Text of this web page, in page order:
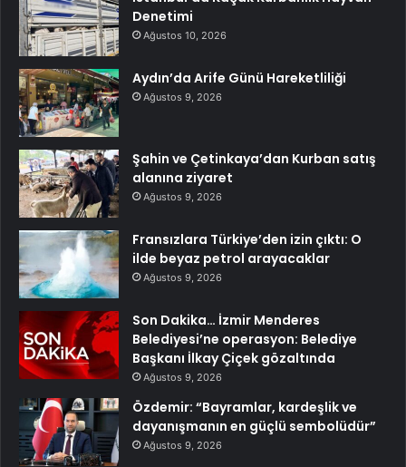
Denetimi
Ağustos 10, 2026
Aydın’da Arife Günü Hareketliliği
Ağustos 9, 2026
Şahin ve Çetinkaya’dan Kurban satış
alanına ziyaret
Ağustos 9, 2026
Fransızlara Türkiye’den izin çıktı: O
ilde beyaz petrol arayacaklar
Ağustos 9, 2026
Son Dakika… İzmir Menderes
Belediyesi’ne operasyon: Belediye
Başkanı İlkay Çiçek gözaltında
Ağustos 9, 2026
Özdemir: “Bayramlar, kardeşlik ve
dayanışmanın en güçlü sembolüdür”
Ağustos 9, 2026